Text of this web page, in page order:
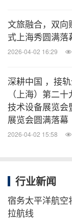
滨水机械提供
欧卡智舶作为
统"ORCA-
2025。
宁德时代电机
电动舷外挂机
游房艇。
文旅融合，双向
式上海秀圆满落
2026-04-02 16:29
深耕中国 ，接
（上海）第二
技术设备展览会
展览会圆满落幕
2026-04-02 15:58
行业新闻
宿务太平洋航空
拉航线